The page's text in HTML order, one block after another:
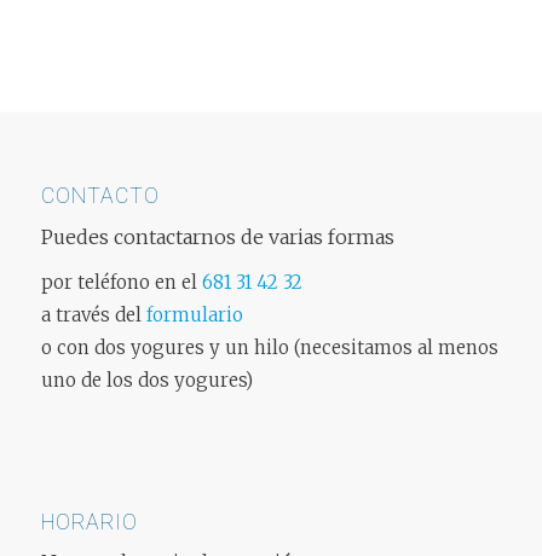
CONTACTO
Puedes contactarnos de varias formas
por teléfono en el 681 31 42 32
a través del formulario
o con dos yogures y un hilo (necesitamos al menos
uno de los dos yogures)
HORARIO